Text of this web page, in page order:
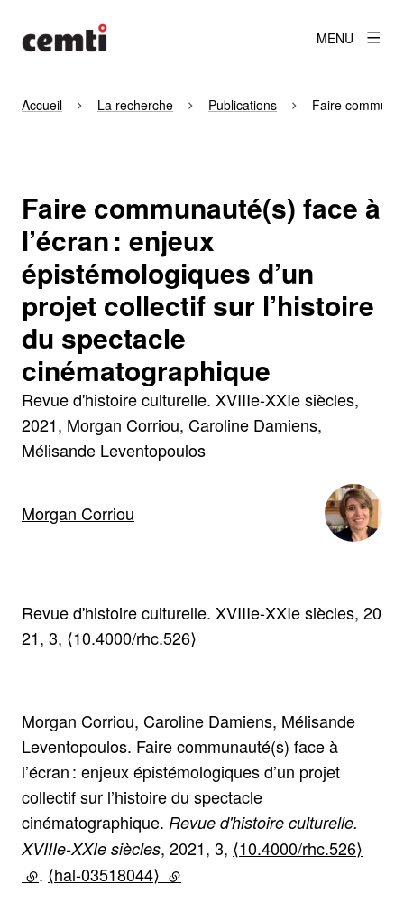
MENU
Accueil La recherche Publications Faire
Faire communauté(s) face à
l’écran : enjeux
épistémologiques d’un
projet collectif sur l’histoire
du spectacle
cinématographique
Revue d'histoire culturelle. XVIIIe-XXIe siècles
2021 Morgan Corriou, Caroline Damiens,
Mélisande Leventopoulos
Morgan Corriou
Revue d'histoire culturelle. XVIIIe-XXIe siècles, 20
21, 3, ⟨10.4000/rhc.526⟩
Morgan Corriou, Caroline Damiens, Mélisande
Leventopoulos. Faire communauté(s) face à
l’écran : enjeux épistémologiques d’un projet
collectif sur l’histoire du spectacle
cinématographique. Revue d'histoire culturelle.
XVIIIe-XXIe siècles, 2021, 3, ⟨10.4000/rhc.526⟩
(lien externe)
. ⟨hal-03518044⟩ (lien externe)